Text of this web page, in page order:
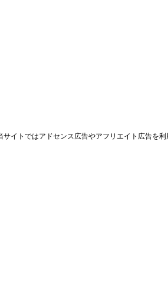
サイトではアドセンス広告やアフリエイト広告を